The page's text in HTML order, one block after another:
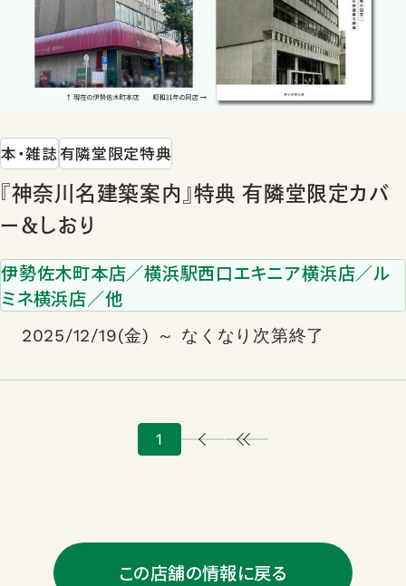
本・雑誌有隣堂限定特典
『神奈川名建築案内』特典 有隣堂限定カバ
ー＆しおり
伊勢佐木町本店／横浜駅西口エキニア横浜店／ル
ミネ横浜店／他
2025/12/19(金) ～ なくなり次第終了
1
この店舗の情報に戻る